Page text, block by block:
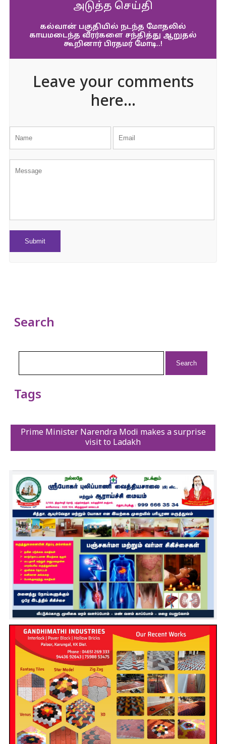
அடுத்த செய்தி
கல்வான் பகுதியில் நடந்த மோதலில்
காயமடைந்த வீரர்களை சந்தித்து ஆறுதல்
கூறினார் பிரதமர் மோடி..!
Leave your comments
here...
Search
Tags
Prime Minister Narendra Modi makes a surprise
visit to Ladakh